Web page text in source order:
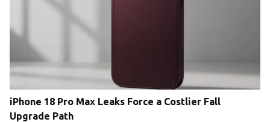
iPhone 18 Pro Max Leaks Force a Costlier Fall
Upgrade Path